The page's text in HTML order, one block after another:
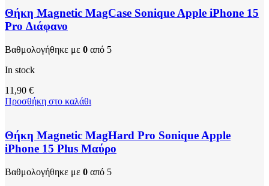
Θήκη Magnetic MagCase Sonique Apple iPhone 15
Pro Διάφανο
Βαθμολογήθηκε με 0 από 5
In stock
11,90 €
Προσθήκη στο καλάθι
Θήκη Magnetic MagHard Pro Sonique Apple
iPhone 15 Plus Μαύρο
Βαθμολογήθηκε με 0 από 5